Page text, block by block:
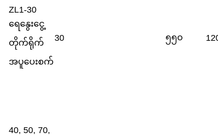
ZL1-30
ရေနွေးငွေ့
တိုက်ရိုက်
အပူပေးစက်
30 ၅၅၀
40, 50, 70,